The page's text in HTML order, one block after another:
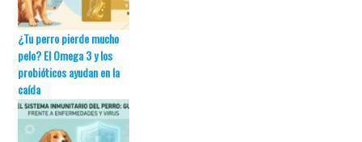
¿Tu perro pierde mucho
pelo? El Omega 3 y los
probióticos ayudan en la
caída